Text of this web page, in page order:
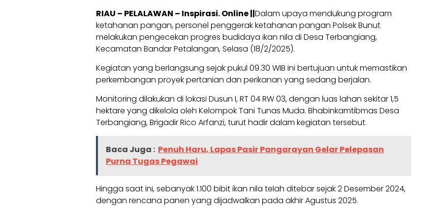
RIAU – PELALAWAN – Inspirasi. Online ||Dalam upaya mendukung program
ketahanan pangan, personel penggerak ketahanan pangan Polsek Bunut
melakukan pengecekan progres budidaya ikan nila di Desa Terbangiang,
Kecamatan Bandar Petalangan, Selasa (18/2/2025).
Kegiatan yang berlangsung sejak pukul 09.30 WIB ini bertujuan untuk memastikan
perkembangan proyek pertanian dan perikanan yang sedang berjalan.
Monitoring dilakukan di lokasi Dusun I, RT 04 RW 03, dengan luas lahan sekitar 1,5
hektare yang dikelola oleh Kelompok Tani Tunas Muda. Bhabinkamtibmas Desa
Terbangiang, Brigadir Rico Arfanzi, turut hadir dalam kegiatan tersebut.
Baca Juga : Penuh Haru, Lapas Pasir Pangarayan Gelar Pelepasan
Purna Tugas Pegawai
Hingga saat ini, sebanyak 1.100 bibit ikan nila telah ditebar sejak 2 Desember 2024,
dengan rencana panen yang dijadwalkan pada akhir Agustus 2025.